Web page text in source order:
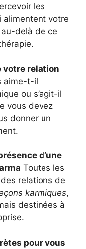
les
alimentent votre
delà de ce
votre relation
aime-t-il
ou s’agit-il
vous devez
donner un
d’une
Toutes les
relations de
karmiques,
destinées à
pour vous